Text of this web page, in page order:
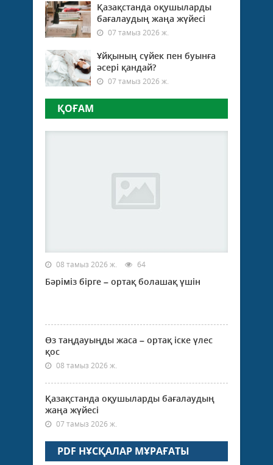
Қазақстанда оқушыларды
бағалаудың жаңа жүйесі
07 тамыз 2026 ж.
Ұйқының сүйек пен буынға
әсері қандай?
07 тамыз 2026 ж.
ҚОҒАМ
08 тамыз 2026 ж. 64
Бәріміз бірге – ортақ болашақ үшін
Өз таңдауыңды жаса – ортақ іске үлес
қос
08 тамыз 2026 ж.
Қазақстанда оқушыларды бағалаудың
жаңа жүйесі
07 тамыз 2026 ж.
PDF НҰСҚАЛАР МҰРАҒАТЫ